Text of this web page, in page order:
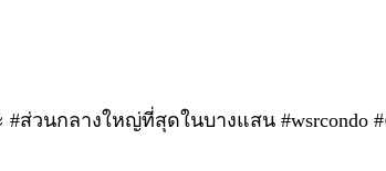
#ส่วนกลางใหญ่ที่สุดในบางแสน